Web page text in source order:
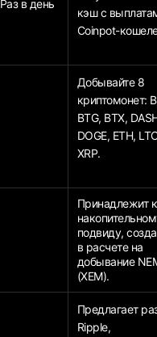
Раз в день
кэш с
Coinpot-
Добывайте 8
криптомонет:
BTG, BTX,
DOGE, ETH,
XRP.
Принадлежит к
подвиду,
в расчете на
добывание
(XEM).
Предлагает
Ripple,